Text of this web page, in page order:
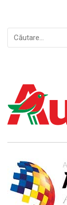
Caută
după: